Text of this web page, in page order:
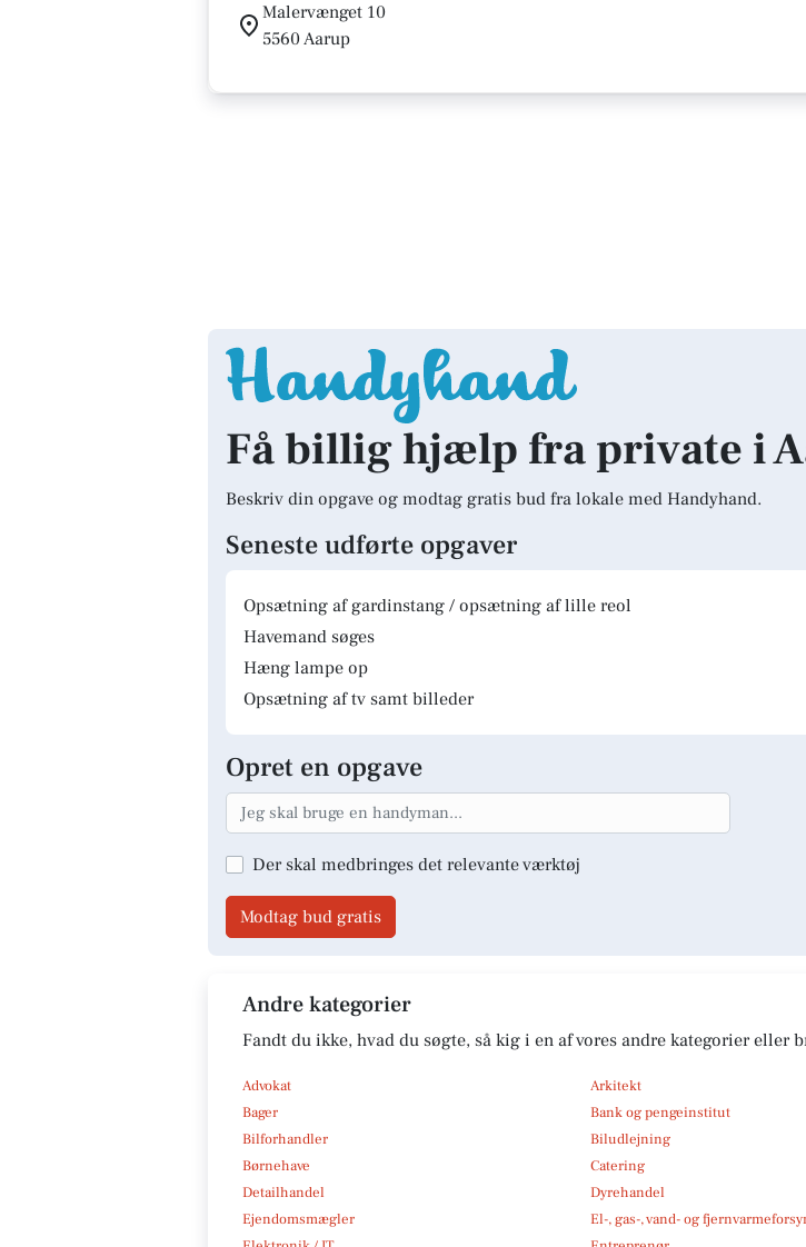
Malervænget 10
5560 Aarup
Få billig hjælp fra private i
Beskriv din opgave og modtag gratis bud fra lokale med Handyhand.
Seneste udførte opgaver
Opsætning af gardinstang / opsætning af lille reol
Havemand søges
Hæng lampe op
Opsætning af tv samt billeder
Opret en opgave
Der skal medbringes det relevante værktøj
Modtag bud gratis
Andre kategorier
Fandt du ikke, hvad du søgte, så kig i en af vores andre kategorier eller
Advokat Arkitekt
Bager
Bank og pengeinstitut
Bilforhandler
Biludlejning
Børnehave
Catering
Detailhandel
Dyrehandel
Ejendomsmægler
El-, gas-, vand- og